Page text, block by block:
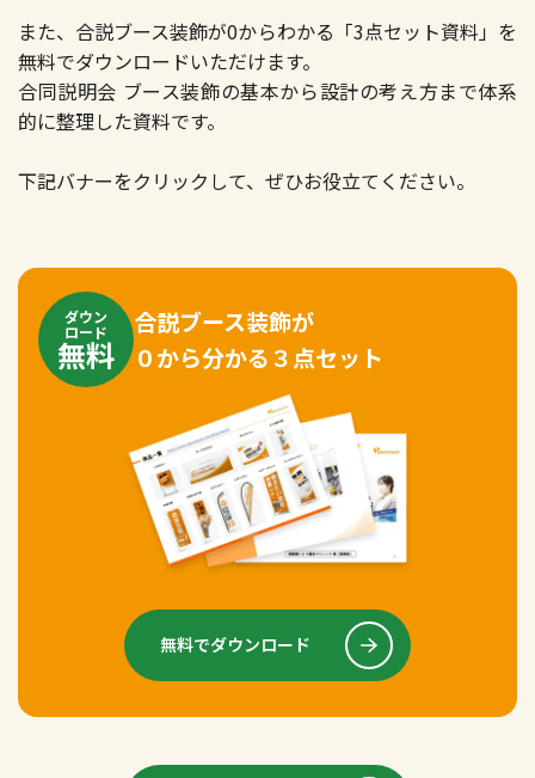
また、合説ブース装飾が0からわかる「3点セット資料」を
無料でダウンロードいただけます。
合同説明会 ブース装飾の基本から設計の考え方まで体系
的に整理した資料です。
下記バナーをクリックして、ぜひお役立てください。
ダウン
ロード
無料
合説ブース装飾が
０から分かる３点セット
無料でダウンロード